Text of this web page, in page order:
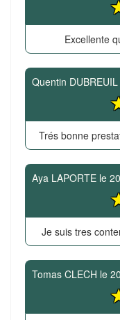
Excellente
Quentin DUBREUIL
Trés bonne
Aya LAPORTE le
Je suis tres
Tomas CLECH le